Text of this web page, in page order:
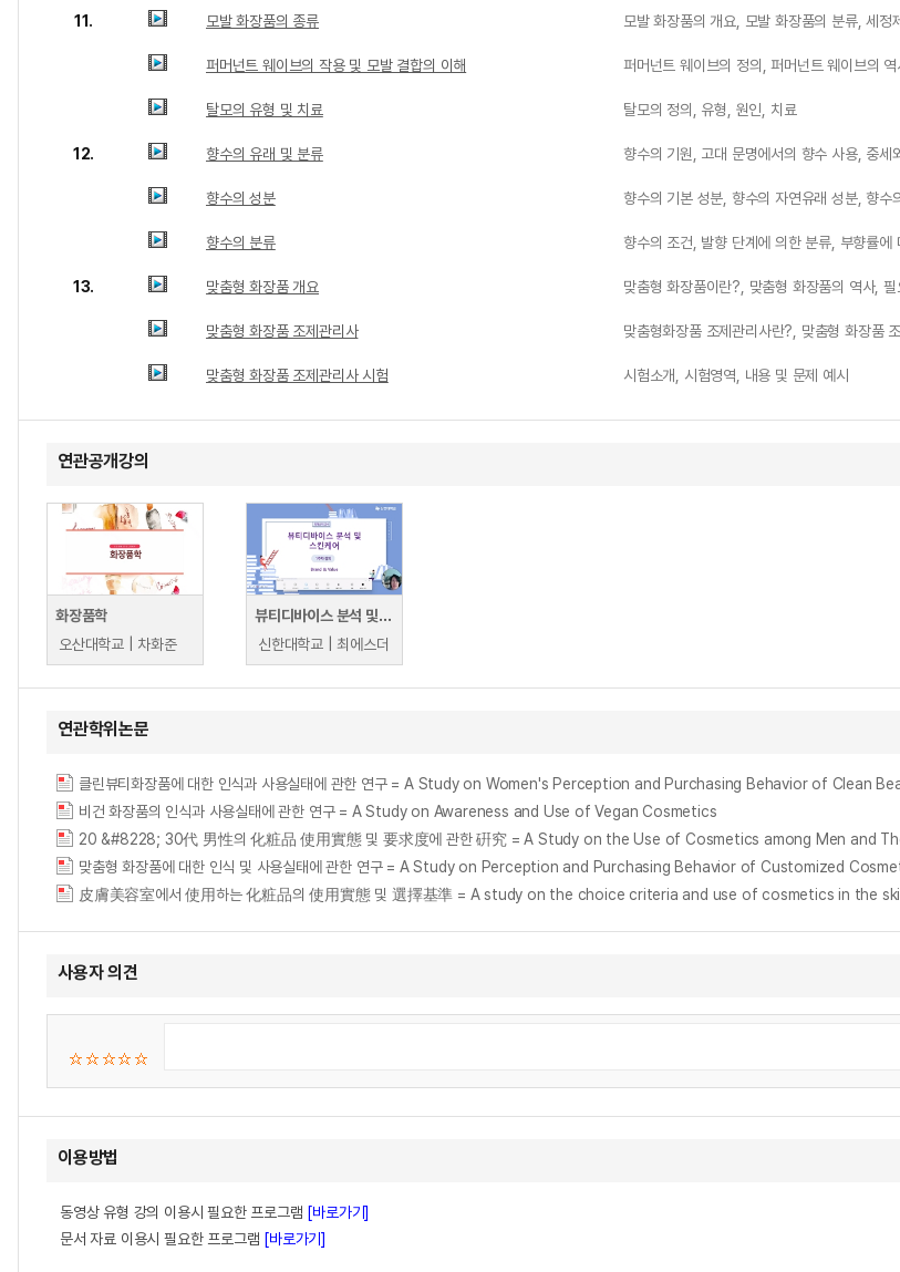
11. 모발 화장품의 종류 모발 화장품의 개요, 모발 화장품의 분류, 세
퍼머넌트 웨이브의 작용 및 모발 결합의 이해 퍼머넌트 웨이브의 정의, 퍼머넌트 웨이브의
탈모의 유형 및 치료 탈모의 정의, 유형, 원인, 치료
12. 향수의 유래 및 분류 향수의 기원, 고대 문명에서의 향수 사용, 중
향수의 성분 향수의 기본 성분, 향수의 자연유래 성분, 향
향수의 분류 향수의 조건, 발향 단계에 의한 분류, 부향률
13. 맞춤형 화장품 개요 맞춤형 화장품이란?, 맞춤형 화장품의 역사,
맞춤형 화장품 조제관리사 맞춤형화장품 조제관리사란?, 맞춤형 화장품
맞춤형 화장품 조제관리사 시험 시험소개, 시험영역, 내용 및 문제 예시
연관공개강의
화장품학
오산대학교 | 차화준
뷰티디바이스 분석 및 스킨케어
신한대학교 | 최에스더
연관학위논문
클린뷰티화장품에 대한 인식과 사용실태에 관한 연구 = A Study on Women's Perception and Purchasing Behavior of Clean
비건 화장품의 인식과 사용실태에 관한 연구 = A Study on Awareness and Use of Vegan Cosmetics
20 &#8228; 30代 男性의 化粧品 使用實態 및 要求度에 관한 硏究 = A Study on the Use of Cosmetics among Men and
맞춤형 화장품에 대한 인식 및 사용실태에 관한 연구 = A Study on Perception and Purchasing Behavior of Customized
皮膚美容室에서 使用하는 化粧品의 使用實態 및 選擇基準 = A study on the choice criteria and use of cosmetics in the
사용자 의견
이용방법
동영상 유형 강의 이용시 필요한 프로그램 [바로가기]
문서 자료 이용시 필요한 프로그램 [바로가기]